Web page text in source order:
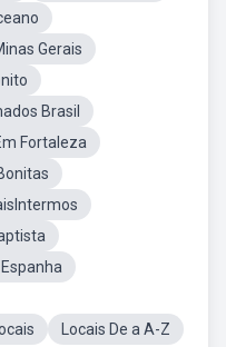
Gerais
Brasil
Fortaleza
Locais De a A-Z